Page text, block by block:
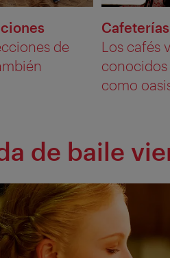
de
Los cafés
como
de baile